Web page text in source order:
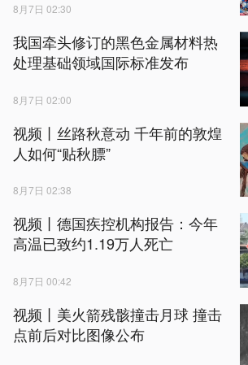
8月7日 02:30
我国牵头修订的黑色金属材料热
处理基础领域国际标准发布
8月7日 02:00
视频丨丝路秋意动 千年前的敦煌
人如何“贴秋膘”
8月7日 02:38
视频丨德国疾控机构报告：今年
高温已致约1.19万人死亡
8月7日 00:42
视频丨美火箭残骸撞击月球 撞击
点前后对比图像公布